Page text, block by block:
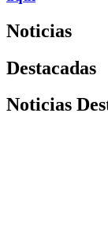
Noticias
Destacadas
Noticias